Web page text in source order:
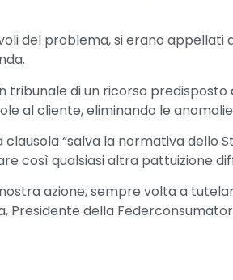
del problema, si erano appellati
tribunale di un ricorso predisposto
al cliente, eliminando le
“salva la normativa dello
così qualsiasi altra pattuizione
azione, sempre volta a
Presidente della